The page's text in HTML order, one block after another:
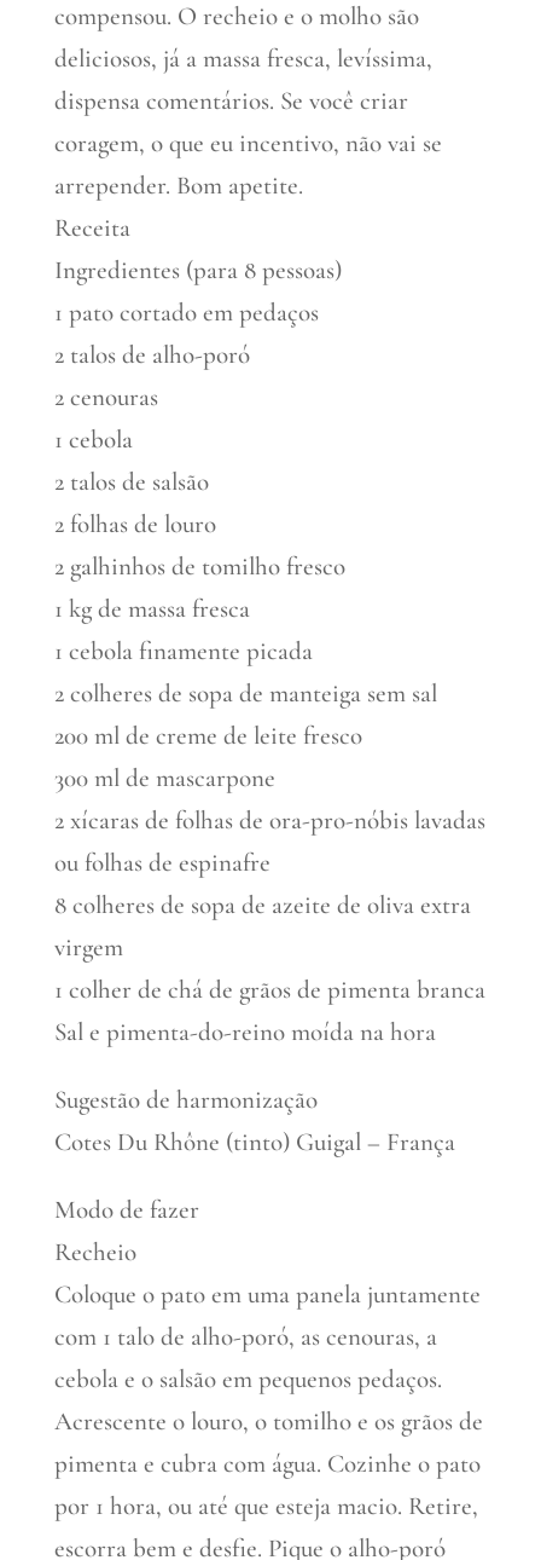
compensou. O recheio e o molho são
deliciosos, já a massa fresca, levíssima,
dispensa comentários. Se você criar
coragem, o que eu incentivo, não vai se
arrepender. Bom apetite.
Receita
Ingredientes (para 8 pessoas)
1 pato cortado em pedaços
2 talos de alho-poró
2 cenouras
1 cebola
2 talos de salsão
2 folhas de louro
2 galhinhos de tomilho fresco
1 kg de massa fresca
1 cebola finamente picada
2 colheres de sopa de manteiga sem sal
200 ml de creme de leite fresco
300 ml de mascarpone
2 xícaras de folhas de ora-pro-nóbis lavadas
ou folhas de espinafre
8 colheres de sopa de azeite de oliva extra
virgem
1 colher de chá de grãos de pimenta branca
Sal e pimenta-do-reino moída na hora
Sugestão de harmonização
Cotes Du Rhône (tinto) Guigal – França
Modo de fazer
Recheio
Coloque o pato em uma panela juntamente
com 1 talo de alho-poró, as cenouras, a
cebola e o salsão em pequenos pedaços.
Acrescente o louro, o tomilho e os grãos de
pimenta e cubra com água. Cozinhe o pato
por 1 hora, ou até que esteja macio. Retire,
escorra bem e desfie. Pique o alho-poró